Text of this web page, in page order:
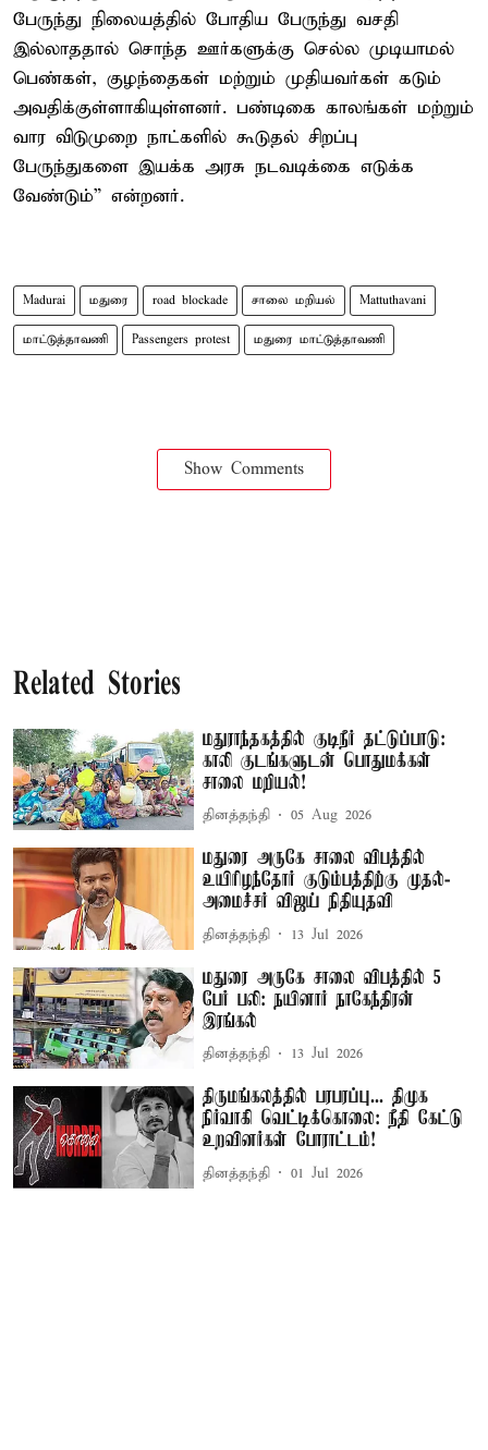
பேருந்து நிலையத்தில் போதிய பேருந்து வசதி
இல்லாததால் சொந்த ஊர்களுக்கு செல்ல முடியாமல்
பெண்கள், குழந்தைகள் மற்றும் முதியவர்கள் கடும்
அவதிக்குள்ளாகியுள்ளனர். பண்டிகை காலங்கள் மற்றும்
வார விடுமுறை நாட்களில் கூடுதல் சிறப்பு
பேருந்துகளை இயக்க அரசு நடவடிக்கை எடுக்க
வேண்டும்” என்றனர்.
Madurai மதுரை road blockade சாலை மறியல் Mattuthavani
மாட்டுத்தாவணி Passengers protest மதுரை மாட்டுத்தாவணி
Show Comments
Related Stories
மதுராந்தகத்தில் குடிநீர் தட்டுப்பாடு:
காலி குடங்களுடன் பொதுமக்கள்
சாலை மறியல்!
தினத்தந்தி 05 Aug 2026
மதுரை அருகே சாலை விபத்தில்
உயிரிழந்தோர் குடும்பத்திற்கு முதல்-
அமைச்சர் விஜய் நிதியுதவி
தினத்தந்தி 13 Jul 2026
மதுரை அருகே சாலை விபத்தில் 5
பேர் பலி: நயினார் நாகேந்திரன்
இரங்கல்
தினத்தந்தி 13 Jul 2026
திருமங்கலத்தில் பரபரப்பு... திமுக
நிர்வாகி வெட்டிக்கொலை: நீதி கேட்டு
உறவினர்கள் போராட்டம்!
தினத்தந்தி 01 Jul 2026